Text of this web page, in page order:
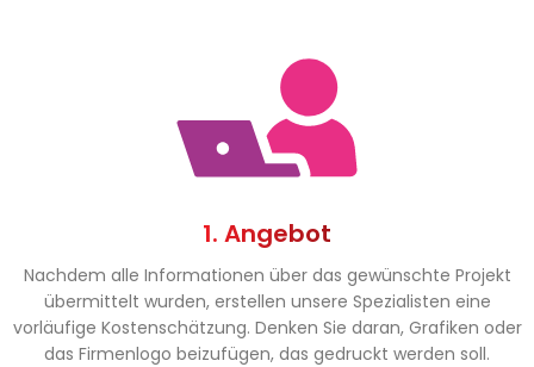
1. Angebot
Nachdem alle Informationen über das gewünschte Projekt
übermittelt wurden, erstellen unsere Spezialisten eine
vorläufige Kostenschätzung. Denken Sie daran, Grafiken oder
das Firmenlogo beizufügen, das gedruckt werden soll.